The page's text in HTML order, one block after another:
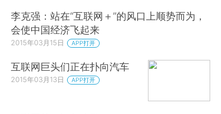
李克强：站在“互联网＋”的风口上顺势而为，
会使中国经济飞起来
2015年03月15日 APP打开
互联网巨头们正在扑向汽车
2015年03月13日 APP打开